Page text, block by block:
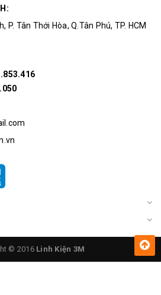
Chuyển Đổi 2 Chiều USB-
Tân Thới Hòa, Q.Tân Phú, TP. HCM
© 2016 Linh Kiện 3M